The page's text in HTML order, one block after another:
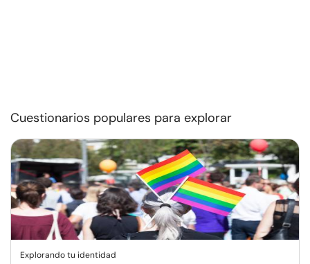
Cuestionarios populares para explorar
Explorando tu identidad